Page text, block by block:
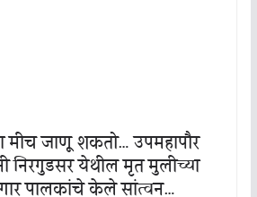
मीच जाणू शकतो… उपमहापौर
निरगुडसर येथील मृत मुलीच्या
पालकांचे केले सांत्वन…